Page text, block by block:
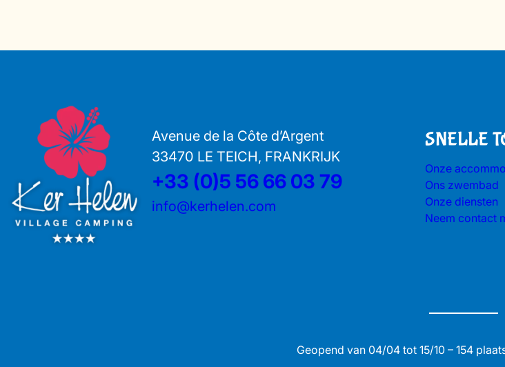
Avenue de la Côte d’Argent
33470 LE TEICH, FRANKRIJK
+33 (0)5 56 66 03 79
info@kerhelen.com
SNELLE
Onze
Ons zwembad
Onze diensten
Neem contact
Geopend van 04/04 tot 15/10 – 154